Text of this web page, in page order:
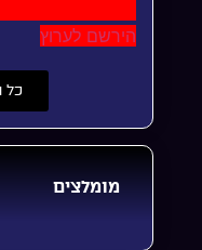
הירשם לערוץ
כל
מומלצים